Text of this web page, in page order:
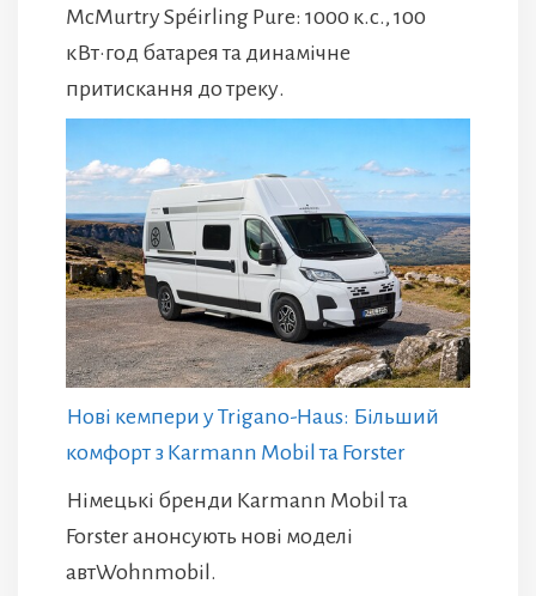
McMurtry Spéirling Pure: 1000 к.с., 100
кВт·год батарея та динамічне
притискання до треку.
Нові кемпери у Trigano-Haus: Більший
комфорт з Karmann Mobil та Forster
Німецькі бренди Karmann Mobil та
Forster анонсують нові моделі
автWohnmobil.